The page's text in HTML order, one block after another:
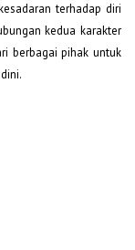
terhadap diri
kedua karakter
berbagai pihak untuk